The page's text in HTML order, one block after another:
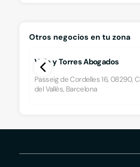
Otros negocios en tu zona
Valle y Torres Abogados
Passeig de Cordelles 16, 08290,
del Vallès, Barcelona